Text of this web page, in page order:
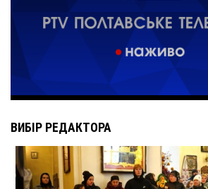
ВИБІР РЕДАКТОРА